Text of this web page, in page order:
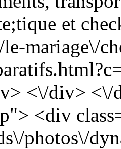
et
mariage\/
<\/div> <\/
<div
photos\/